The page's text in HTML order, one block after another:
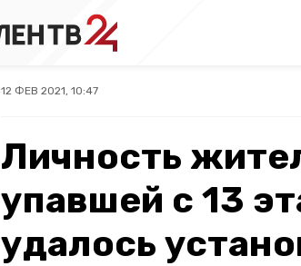
12 ФЕВ 2021, 10:47
Личность
упавшей с 13
удалось